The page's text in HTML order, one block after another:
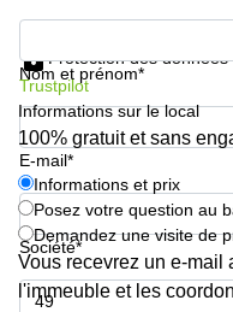
Nom et prénom*
E-mail*
Société*
Protection des données
Trustpilot
Informations sur le local
100% gratuit et sans
Informations et prix
Posez votre question au
Demandez une visite de
Vous recevrez un e-mail
l'immeuble et les